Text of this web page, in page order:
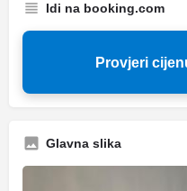
Idi na booking.com
Provjeri
Glavna slika